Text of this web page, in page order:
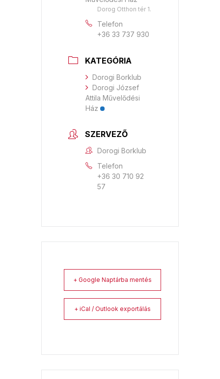
Dorog Otthon tér 1.
Telefon
+36 33 737 930
KATEGÓRIA
Dorogi Borklub
Dorogi József
Attila Művelődési
Ház
SZERVEZŐ
Dorogi Borklub
Telefon
+36 30 710 92
57
+ Google Naptárba mentés
+ iCal / Outlook exportálás